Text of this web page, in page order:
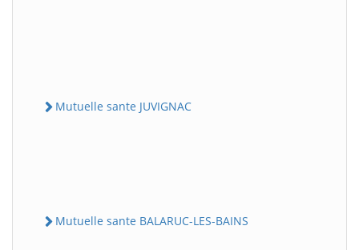
Mutuelle sante JUVIGNAC
Mutuelle sante BALARUC-LES-BAINS